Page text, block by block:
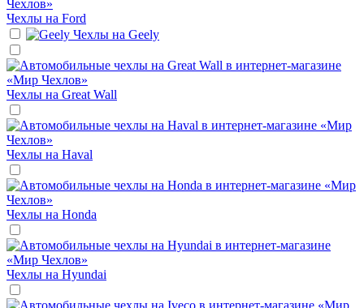
Чехлы на Ford
Чехлы на Geely
Чехлы на Great Wall
Чехлы на Haval
Чехлы на Honda
Чехлы на Hyundai